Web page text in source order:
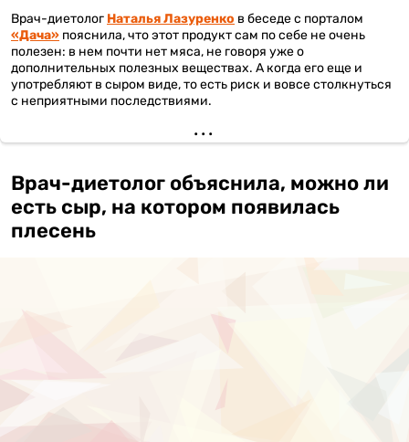
Врач-диетолог Наталья Лазуренко в беседе с порталом
«Дача» пояснила, что этот продукт сам по себе не очень
полезен: в нем почти нет мяса, не говоря уже о
дополнительных полезных веществах. А когда его еще и
употребляют в сыром виде, то есть риск и вовсе столкнуться
с неприятными последствиями.
Врач-диетолог объяснила, можно ли
есть сыр, на котором появилась
плесень